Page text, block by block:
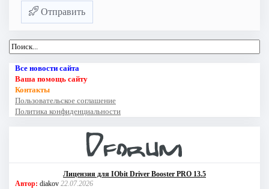
Отправить
Все новости сайта
Ваша помощь сайту
Контакты
Пользовательское соглашение
Политика конфиденциальности
Лицензия для IObit Driver Booster PRO 13.5
Автор: diakov 22.07.2026